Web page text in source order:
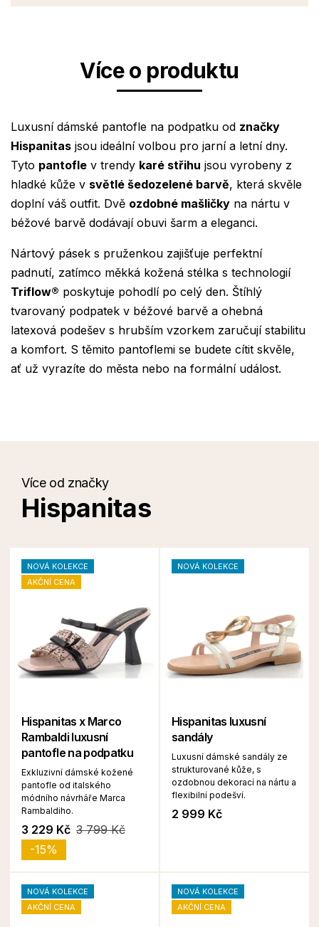
Více o produktu
Luxusní dámské pantofle na podpatku od značky
Hispanitas jsou ideální volbou pro jarní a letní dny.
Tyto pantofle v trendy karé střihu jsou vyrobeny z
hladké kůže v světlé šedozelené barvě, která skvěle
doplní váš outfit. Dvě ozdobné mašličky na nártu v
béžové barvě dodávají obuvi šarm a eleganci.
Nártový pásek s pruženkou zajišťuje perfektní
padnutí, zatímco měkká kožená stélka s technologií
Triflow® poskytuje pohodlí po celý den. Štíhlý
tvarovaný podpatek v béžové barvě a ohebná
latexová podešev s hrubším vzorkem zaručují stabilitu
a komfort. S těmito pantoflemi se budete cítit skvěle,
ať už vyrazíte do města nebo na formální událost.
Více od značky
Hispanitas
NOVÁ KOLEKCE
AKČNÍ CENA
Hispanitas x Marco
Rambaldi luxusní
pantofle na podpatku
Exkluzivní dámské kožené
pantofle od italského
módního návrháře Marca
Rambaldiho.
3 229 Kč 3 799 Kč
-15%
NOVÁ KOLEKCE
Hispanitas luxusní
sandály
Luxusní dámské sandály ze
strukturované kůže, s
ozdobnou dekorací na nártu a
flexibilní podešví.
2 999 Kč
NOVÁ KOLEKCE
AKČNÍ CENA
NOVÁ KOLEKCE
AKČNÍ CENA